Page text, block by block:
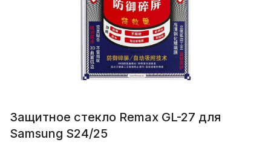
Защитное стекло Remax GL-27 для
Samsung S24/25